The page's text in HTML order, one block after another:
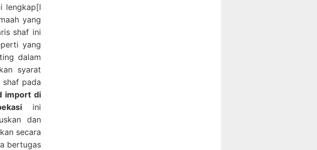
yang
shaf ini
yang
dalam
syarat
shaf pada
import di
ini
dan
secara
bertugas